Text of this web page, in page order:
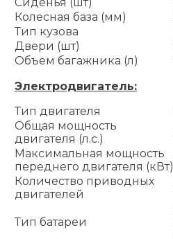
Колесная база (мм)
Тип кузова
Двери (шт)
Объем багажника (л)
Электродвигатель:
Тип двигателя
Общая мощность
двигателя (л.с.)
Максимальная мощность
переднего двигателя (кВт)
Количество приводных
двигателей
Тип батареи